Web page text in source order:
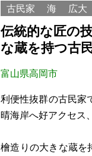
古民家 海 広大
伝統的な匠の
な蔵を持つ古
富山県高岡市
利便性抜群の古民家
晴海岸へ好アクセス
檜造りの大きな蔵